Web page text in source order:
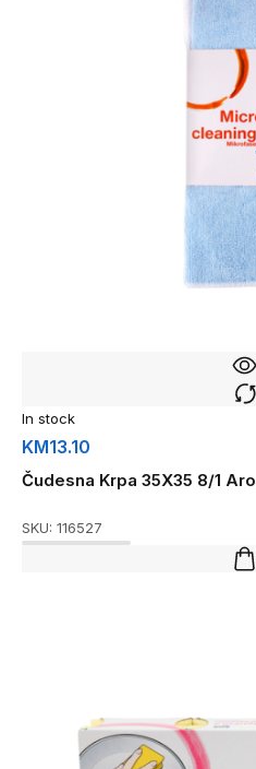
In stock
KM13.10
Čudesna Krpa 35X35 8/1 Aro
SKU: 116527